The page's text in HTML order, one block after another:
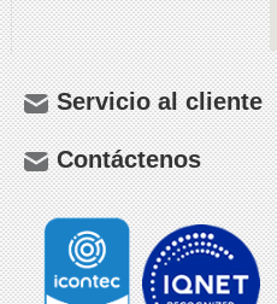
Servicio al cliente
Contáctenos